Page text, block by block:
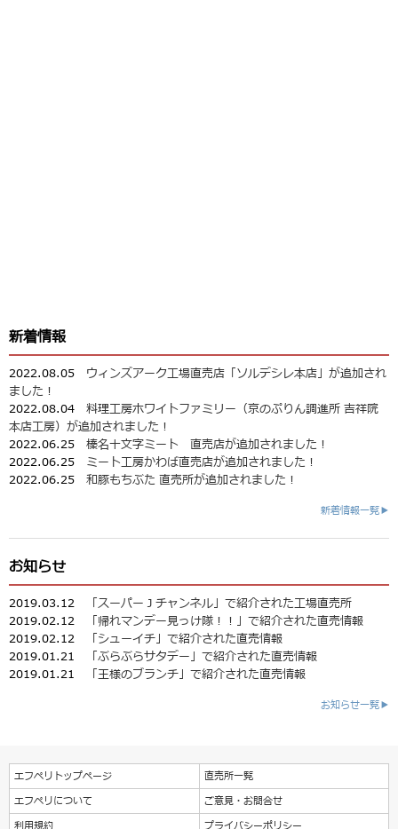
新着情報
2022.08.05 ウィンズアーク工場直売店「ソルデシレ本店」が追加され
ました！
2022.08.04 料理工房ホワイトファミリー（京のぷりん調進所 吉祥院
本店工房）が追加されました！
2022.06.25 榛名十文字ミート 直売店が追加されました！
2022.06.25 ミート工房かわば直売店が追加されました！
2022.06.25 和豚もちぶた 直売所が追加されました！
新着情報一覧▶
お知らせ
2019.03.12
「スーパーＪチャンネル」で紹介された工場直売所
2019.02.12
「帰れマンデー見っけ隊！！」で紹介された直売情報
2019.02.12
「シューイチ」で紹介された直売情報
2019.01.21
「ぶらぶらサタデー」で紹介された直売情報
2019.01.21
「王様のブランチ」で紹介された直売情報
お知らせ一覧▶
エフペリトップページ
直売所一覧
エフペリについて
ご意見・お問合せ
利用規約
プライバシーポリシー